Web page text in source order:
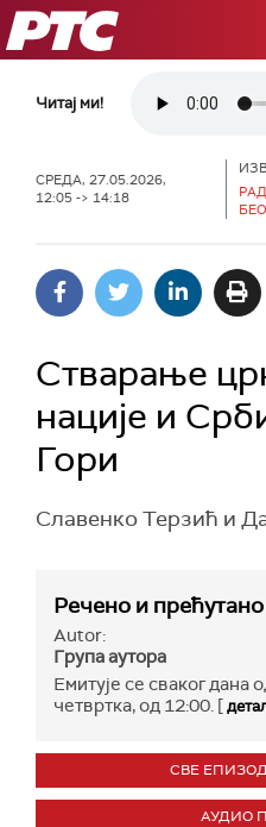
РТС
Читај ми!
СРЕДА, 27.05.2026,
12:05 -> 14:18
Стварање
нације и
Гори
Славенко Терзић и
Речено и прећутано
Autor:
Група аутора
Емитује се сваког дана
четвртка, од 12:00. [
СВЕ
АУДИО